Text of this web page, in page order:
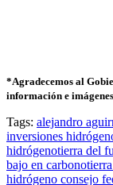
*Agradecemos al
información e
Tags: alejandro
inversiones
hidrógenotierra del
bajo en carbono
hidrógeno consejo